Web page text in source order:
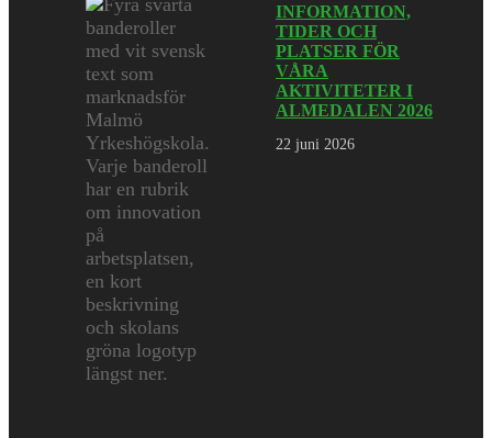
INFORMATION,
TIDER OCH
PLATSER FÖR
VÅRA
AKTIVITETER I
ALMEDALEN 2026
22 juni 2026